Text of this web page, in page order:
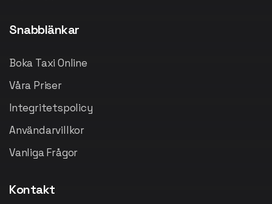
Snabblänkar
Boka Taxi Online
Våra Priser
Integritetspolicy
Användarvillkor
Vanliga Frågor
Kontakt